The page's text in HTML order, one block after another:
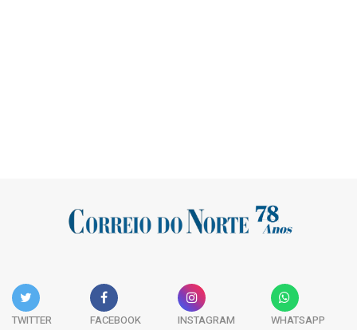
TWITTER FACEBOOK INSTAGRAM WHATSAPP